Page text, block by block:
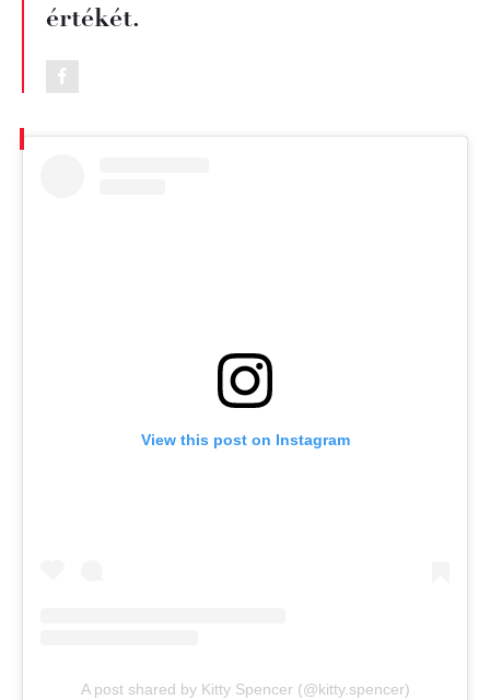
értékét.
View this post on Instagram
A post shared by Kitty Spencer (@kitty.spencer)